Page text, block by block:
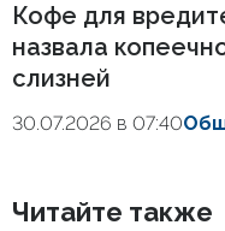
Кофе для
назвала
слизней
30.07.2026 в 07:40
Читайте также